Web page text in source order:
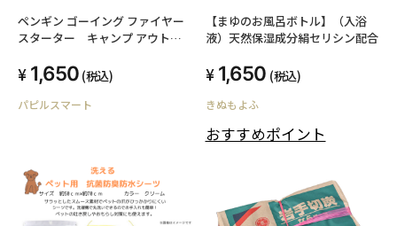
ペンギン ゴーイング ファイヤー
スターター キャンプ アウトド
ギンライター）
1,650 (税込)
パピルスマート
【まゆのお風呂ボトル】（入浴
液）天然保湿成分絹セリシン配合
1,650 (税込)
きぬもよふ
おすすめポイント